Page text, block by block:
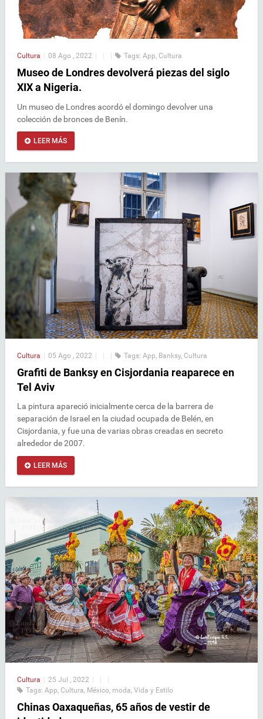
Cultura 08 Ago , 2022 Tags: App, Cultura
Museo de Londres devolverá piezas del siglo
XIX a Nigeria.
Un museo de Londres acordó el domingo devolver una
colección de bronces de Benín.
LEER MÁS
Cultura | 05 Ago , 2022 | | | Tags: App Banksy, Cultura
Grafiti de Banksy en Cisjordania reaparece en
Tel Aviv
La pintura apareció inicialmente cerca de la barrera de
separación de Israel en la ciudad ocupada de Belén, en
Cisjordania, y fue una de varias obras creadas en secreto
alrededor de 2007.
LEER MÁS
Cultura 25 Jul , 2022
Tags: App, Cultura, México, moda, Vida y Estilo
Chinas Oaxaqueñas, 65 años de vestir de